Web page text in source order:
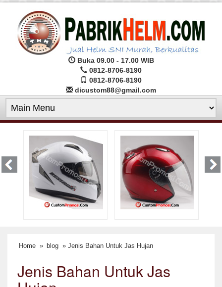
Buka 09.00 - 17.00 WIB
0812-8706-8190
0812-8706-8190
dicustom88@gmail.com
Home » blog » Jenis Bahan Untuk Jas Hujan
Jenis Bahan Untuk Jas